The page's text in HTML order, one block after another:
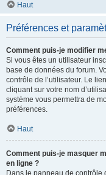
Haut
Préférences et
Comment puis-je modifier
Si vous êtes un utilisateur
base de données du forum.
contrôle de l’utilisateur. Le
cliquant sur votre nom
système vous permettra de
préférences.
Haut
Comment puis-je masquer
en ligne ?
Dans le panneau de contrôle